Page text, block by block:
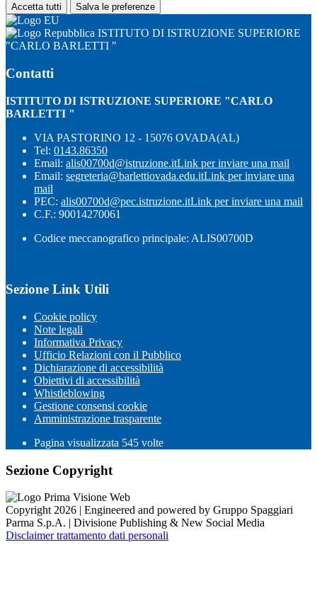
Accetta tutti Salva le preferenze
ISTITUTO DI ISTRUZIONE SUPERIORE
"CARLO BARLETTI "
Contatti
ISTITUTO DI ISTRUZIONE SUPERIORE "CARLO
BARLETTI "
VIA PASTORINO 12 - 15076 OVADA(AL)
Tel: 0143.86350
Email: alis00700d@istruzione.itLink per inviare una mail
Email: segreteria@barlettiovada.edu.itLink per inviare una
mail
PEC: alis00700d@pec.istruzione.itLink per inviare una mail
C.F.: 90014270061
Codice meccanografico principale: ALIS00700D
Sezione Link Utili
Cookie policy
Note legali
Informativa Privacy
Ufficio Relazioni con il Pubblico
Dichiarazione di accessibilità
Obiettivi di accessibilità
Whistleblowing
Gestione consensi cookie
Amministrazione trasparente
Pagina visualizzata 545 volte
Sezione Copyright
Copyright 2026 | Engineered and powered by Gruppo Spaggiari
Parma S.p.A. | Divisione Publishing & New Social Media
Disclaimer trattamento dati personali